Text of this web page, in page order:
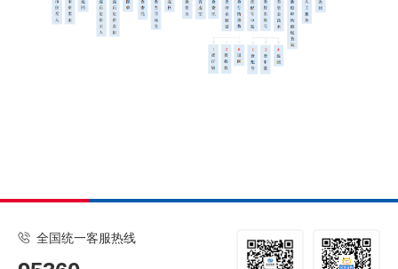
全国统一客服热线